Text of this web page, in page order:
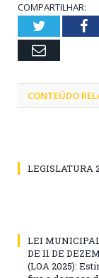
COMPARTILHAR:
Twitter
Email
CONTEÚDO
LEGISLATURA
LEI
DE 11 DE
(LOA 2025):